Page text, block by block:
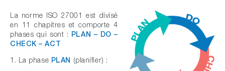
La norme ISO 27001 est divisé
en 11 chapitres et comporte 4
phases qui sont : PLAN – DO –
CHECK – ACT
1. La phase PLAN (planifier) :